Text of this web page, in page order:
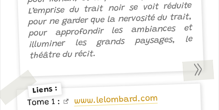
L’emprise du trait noir se voit réduite
pour ne garder que la nervosité du trait,
pour approfondir les ambiances et
illuminer les grands paysages, le
théâtre du récit.
Liens :
Tome 1 : www.lelombard.com